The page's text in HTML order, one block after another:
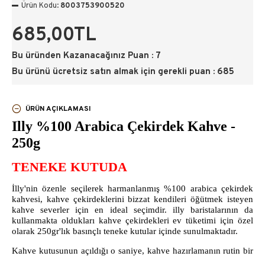
685,00TL
Bu üründen Kazanacağınız Puan : 7
Bu ürünü ücretsiz satın almak için gerekli puan : 685
Ürün Kodu: 8003753900520
ÜRÜN AÇIKLAMASI
Illy %100 Arabica Çekirdek Kahve -
250g
TENEKE KUTUDA
İlly'nin özenle seçilerek harmanlanmış %100 arabica çekirdek
kahvesi, kahve çekirdeklerini bizzat kendileri öğütmek isteyen
kahve severler için en ideal seçimdir. illy baristalarının da
kullanmakta oldukları kahve çekirdekleri ev tüketimi için özel
olarak 250gr'lık basınçlı teneke kutular içinde sunulmaktadır.
Kahve kutusunun açıldığı o saniye, kahve hazırlamanın rutin bir